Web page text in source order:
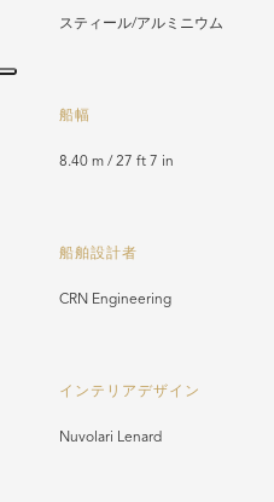
スティール/アルミニウム
船幅
8.40 m / 27 ft 7 in
船舶設計者
CRN Engineering
インテリアデザイン
Nuvolari Lenard